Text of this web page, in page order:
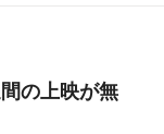
の上映が無